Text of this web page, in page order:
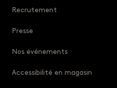
Recrutement
Presse
Nos événements
Accessibilité en magasin